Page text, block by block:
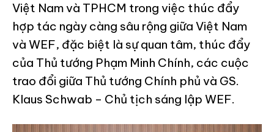
Việt Nam và TPHCM trong việc thúc đẩy
hợp tác ngày càng sâu rộng giữa Việt Nam
và WEF, đặc biệt là sự quan tâm, thúc đẩy
của Thủ tướng Phạm Minh Chính, các cuộc
trao đổi giữa Thủ tướng Chính phủ và GS.
Klaus Schwab – Chủ tịch sáng lập WEF.